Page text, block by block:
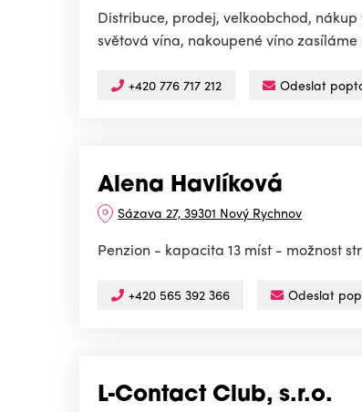
Distribuce, prodej, velkoobchod,
světová vína, nakoupené víno
+420 776 717 212 Odeslat
Alena Havlíková
Sázava 27, 39301 Nový Rychnov
Penzion - kapacita 13 míst - možnost
+420 565 392 366 Odeslat
L-Contact Club, s.r.o.